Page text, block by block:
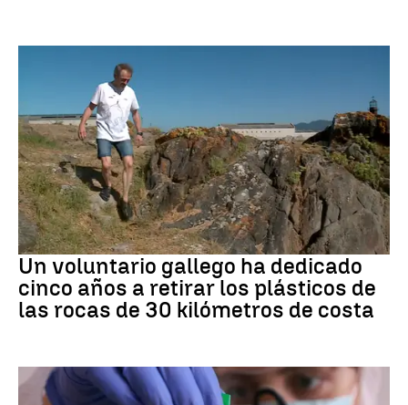
Medio ambiente
Un voluntario gallego ha dedicado
cinco años a retirar los plásticos de
las rocas de 30 kilómetros de costa